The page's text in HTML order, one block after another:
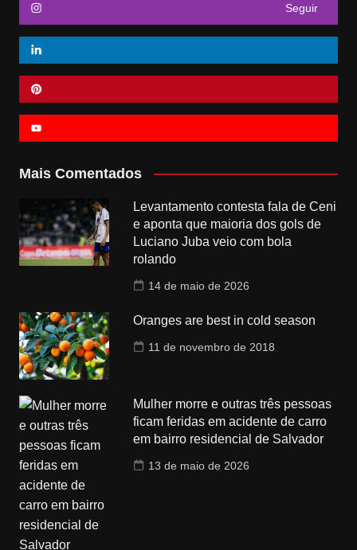
Seguir
Mais Comentados
Levantamento contesta fala de Ceni
e aponta que maioria dos gols de
Luciano Juba veio com bola
rolando
14 de maio de 2026
Oranges are best in cold season
11 de novembro de 2018
Mulher morre e outras três pessoas
ficam feridas em acidente de carro
em bairro residencial de Salvador
13 de maio de 2026